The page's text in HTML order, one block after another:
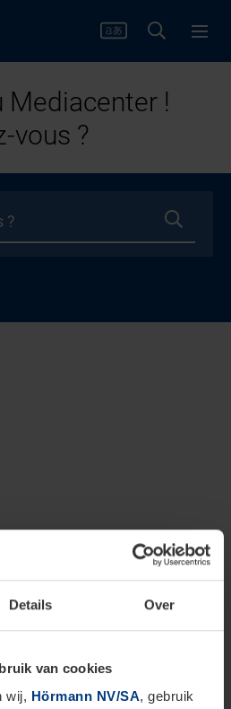
Details Over
van cookies
wij, Hörmann NV/SA, gebruik
Mediacenter !
vous ?